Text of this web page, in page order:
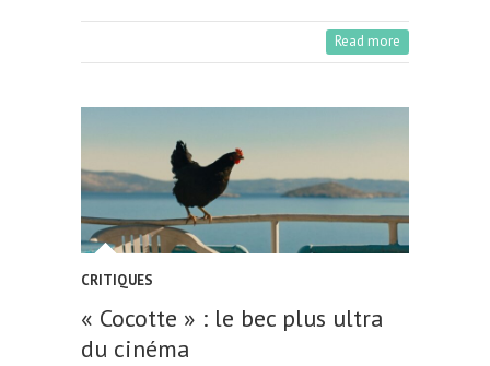
Read more
CRITIQUES
« Cocotte » : le bec plus ultra
du cinéma